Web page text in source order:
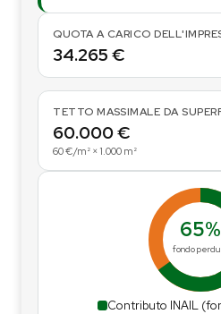
QUOTA A CARICO
34.265 €
TETTO MASSIMALE DA
60.000 €
60 €/m² × 1.000 m²
65%
fondo
Contributo INAIL